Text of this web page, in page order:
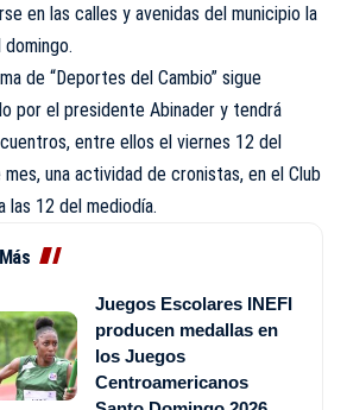
en las calles y avenidas del municipio la
de “Deportes del Cambio” sigue
por el presidente Abinader y tendrá
entre ellos el viernes 12 del
una actividad de cronistas, en el Club
las 12 del mediodía.
Juegos Escolares INEFI
producen medallas en
los Juegos
Centroamericanos